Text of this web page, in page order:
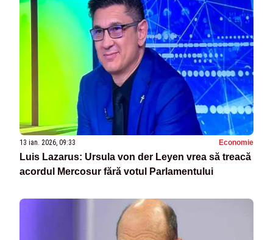
13 ian. 2026, 09:33 Economie
Luis Lazarus: Ursula von der Leyen vrea să treacă
acordul Mercosur fără votul Parlamentului